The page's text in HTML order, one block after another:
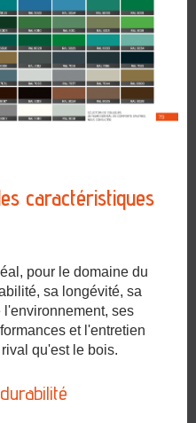
caractéristiques
pour le domaine du
sa longévité, sa
ses
et l'entretien
qu'est le bois.